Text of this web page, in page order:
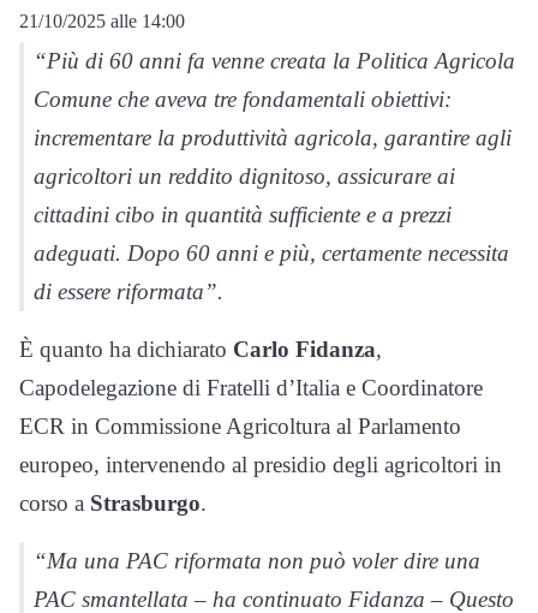
21/10/2025 alle 14:00
“Più di 60 anni fa venne creata la Politica Agricola
Comune che aveva tre fondamentali obiettivi:
incrementare la produttività agricola, garantire agli
agricoltori un reddito dignitoso, assicurare ai
cittadini cibo in quantità sufficiente e a prezzi
adeguati. Dopo 60 anni e più, certamente necessita
di essere riformata”.
È quanto ha dichiarato Carlo Fidanza,
Capodelegazione di Fratelli d’Italia e Coordinatore
ECR in Commissione Agricoltura al Parlamento
europeo, intervenendo al presidio degli agricoltori in
corso a Strasburgo.
“Ma una PAC riformata non può voler dire una
PAC smantellata – ha continuato Fidanza – Questo